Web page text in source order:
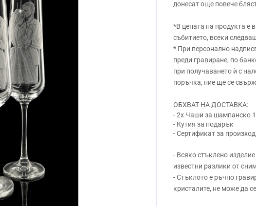
донесат още повече
*В цената на продукта е
събитието, всеки
* При персонално
преди гравиране, по
при получаването ѝ с
поръчка, ние ще се
ОБХВАТ НА ДОСТАВКА:
- 2x Чаши за шампанско
- Кутия за подарък
- Сертификат за
- Всяко стъклено
известни разлики от
- Стъклото е ръчно
кристалите, не може да